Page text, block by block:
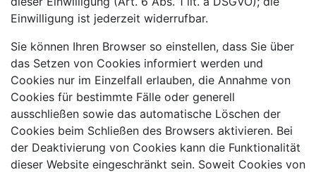
Einwilligung ist jederzeit widerrufbar.
Sie können Ihren Browser so einstellen, dass Sie über
das Setzen von Cookies informiert werden und
Cookies nur im Einzelfall erlauben, die Annahme von
Cookies für bestimmte Fälle oder generell
ausschließen sowie das automatische Löschen der
Cookies beim Schließen des Browsers aktivieren. Bei
der Deaktivierung von Cookies kann die Funktionalität
dieser Website eingeschränkt sein. Soweit Cookies von